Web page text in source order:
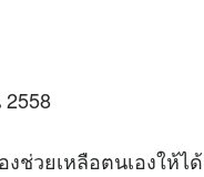
ช่วยเหลือตนเองให้ได้